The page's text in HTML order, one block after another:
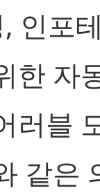
인포
한 자
러블
같은